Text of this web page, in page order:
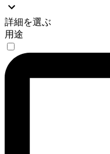
詳細を選ぶ
用途